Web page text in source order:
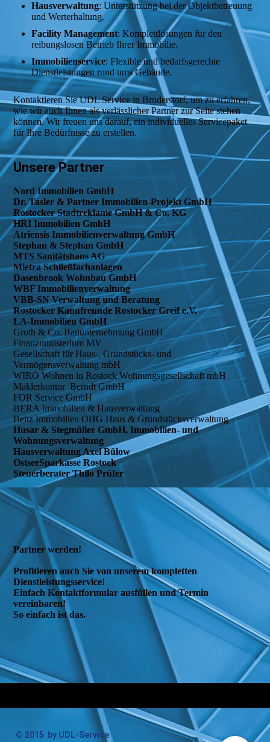
Hausverwaltung: Unterstützung bei der Objektbetreuung
und Werterhaltung.
Facility Management: Komplettlösungen für den
reibungslosen Betrieb Ihrer Immobilie.
Immobilienservice: Flexible und bedarfsgerechte
Dienstleistungen rund ums Gebäude.
Kontaktieren Sie UDL Service in Broderstorf, um zu erfahren,
wie wir auch Ihnen als verlässlicher Partner zur Seite stehen
können. Wir freuen uns darauf, ein individuelles Servicepaket
für Ihre Bedürfnisse zu erstellen.
Unsere Partner
Nord Immobilien GmbH​
Dr. Tasler & Partner Immobilien-Projekt GmbH​
Rostocker Stadtreklame GmbH & Co. KG​
HRI Immobilien GmbH
Atriensis Immobilienverwaltung GmbH
Stephan & Stephan GmbH
MTS Sanitätshaus AG​
Mietra Schließfachanlagen​
Dasenbrook Wohnbau GmbH​
WBF Immobilienverwaltung​
​VBB-SN Verwaltung und Beratung
​Rostocker Kanufreunde Rostocker Greif e.V.​
LA-Immobilien GmbH
Groth & Co. Bauunternehmung GmbH
Finanzministerium MV
Gesellschaft für Haus-, Grundstücks- und
Vermögensverwaltung mbH
WIRO Wohnen in Rostock Wohnungsgesellschaft mbH
Maklerkontor Berndt GmbH
FOR Service GmbH
BERA Immobilien & Hausverwaltung
Beltz Immobilien OHG Haus & Grundstücksverwaltung
Husar & Stegmüller GmbH, Immobilien- und
Wohnungsverwaltung
Hausverwaltung Axel Bülow
OstseeSparkasse Rostock
Steuerberater Thilo Prüfer
Partner werden!
Profitieren auch Sie von unserem kompletten
Dienstleistungsservice!
Einfach Kontaktformular ausfüllen und Termin
vereinbaren!
So einfach ist das.
© 2015 by UDL-Service